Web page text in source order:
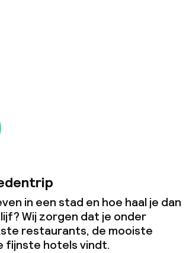
in een stad en hoe haal je dan
Wij zorgen dat je onder
restaurants, de mooiste
fijnste hotels vindt.